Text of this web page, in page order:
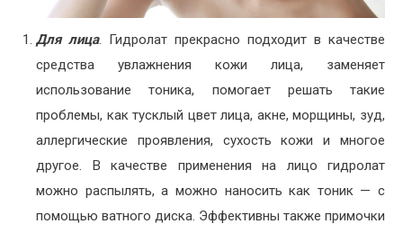
Для лица. Гидролат прекрасно подходит в качестве
средства увлажнения кожи лица, заменяет
использование тоника, помогает решать такие
проблемы, как тусклый цвет лица, акне, морщины, зуд,
аллергические проявления, сухость кожи и многое
другое. В качестве применения на лицо гидролат
можно распылять, а можно наносить как тоник — с
помощью ватного диска. Эффективны также примочки